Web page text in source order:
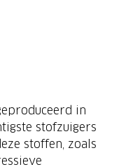
in
stofzuigers
stoffen, zoals